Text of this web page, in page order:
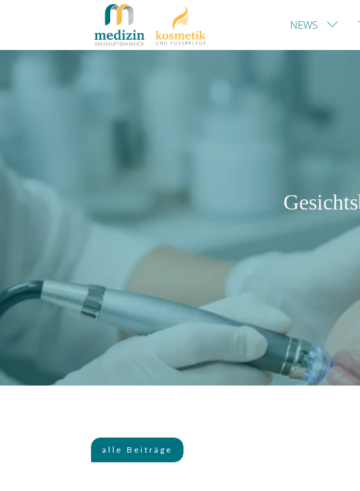
NEWS
alle Beiträge